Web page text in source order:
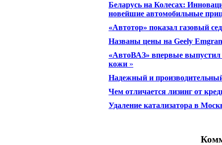
Беларусь на Колесах:
новейшие автомобильные
«Автотор» показал газовый
Названы цены на Geely
«АвтоВАЗ» впервые выпустил
кожи »
Надежный и
Чем отличается лизинг от
Удаление катализатора в